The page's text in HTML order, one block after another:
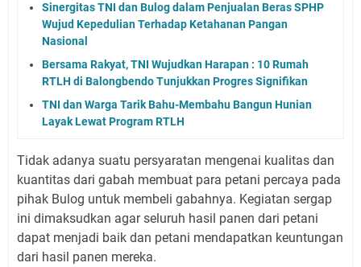
Sinergitas TNI dan Bulog dalam Penjualan Beras SPHP
Wujud Kepedulian Terhadap Ketahanan Pangan
Nasional
Bersama Rakyat, TNI Wujudkan Harapan : 10 Rumah
RTLH di Balongbendo Tunjukkan Progres Signifikan
TNI dan Warga Tarik Bahu-Membahu Bangun Hunian
Layak Lewat Program RTLH
Tidak adanya suatu persyaratan mengenai kualitas dan
kuantitas dari gabah membuat para petani percaya pada
pihak Bulog untuk membeli gabahnya. Kegiatan sergap
ini dimaksudkan agar seluruh hasil panen dari petani
dapat menjadi baik dan petani mendapatkan keuntungan
dari hasil panen mereka.